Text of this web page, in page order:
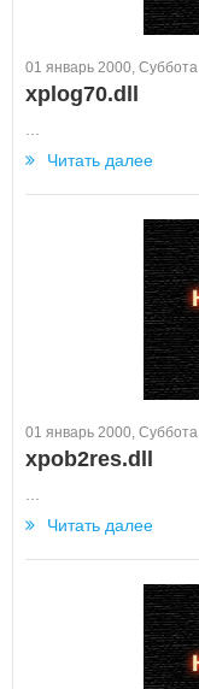
01 январь 2000, Суббота
xplog70.dll
Читать далее
01 январь 2000, Суббота
xpob2res.dll
Читать далее